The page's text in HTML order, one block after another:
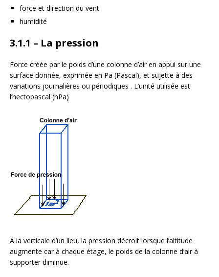
force et direction du vent
humidité
3.1.1 – La pression
Force créée par le poids d’une colonne d’air en appui sur une
surface donnée, exprimée en Pa (Pascal), et sujette à des
variations journalières ou périodiques . L’unité utilisée est
l’hectopascal (hPa)
A la verticale d’un lieu, la pression décroit lorsque l’altitude
augmente car à chaque étage, le poids de la colonne d’air à
supporter diminue.